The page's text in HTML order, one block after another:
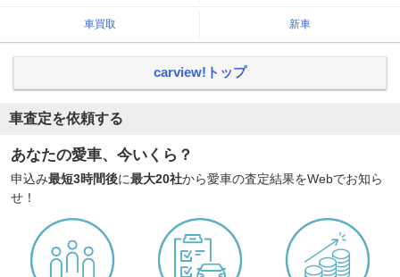
車買取 新車
carview!トップ
車査定を依頼する
あなたの愛車、今いくら？
申込み最短3時間後に最大20社から愛車の査定結果をWebでお知ら
せ！